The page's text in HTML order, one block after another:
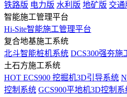
铁路版 电力版 水利版 地矿版 交通
智能施工管理平台
Hi-Site智能施工管理平台
复合地基施工系统
北斗智能桩机系统 DCS300强夯施
土石方施工系统
HOT ECS900 挖掘机3D引导系统
控制系统 GCS900平地机3D控制系